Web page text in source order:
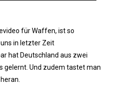
für Waffen, ist so
in letzter Zeit
hat Deutschland aus zwei
gelernt. Und zudem tastet man